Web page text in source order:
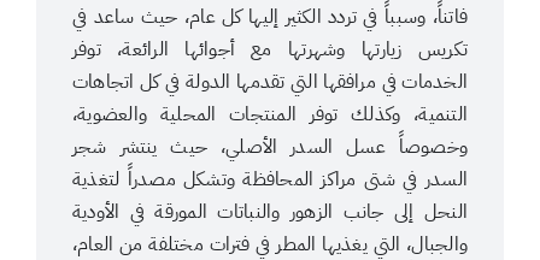
فاتناً، وسبباً في تردد الكثير إليها كل عام، حيث ساعد في
تكريس زيارتها وشهرتها مع أجوائها الرائعة، توفر
الخدمات في مرافقها التي تقدمها الدولة في كل اتجاهات
التنمية، وكذلك توفر المنتجات المحلية والعضوية،
وخصوصاً عسل السدر الأصلي، حيث ينتشر شجر
السدر في شتى مراكز المحافظة وتشكل مصدراً لتغذية
النحل إلى جانب الزهور والنباتات المورقة في الأودية
والجبال، التي يغذيها المطر في فترات مختلفة من العام،